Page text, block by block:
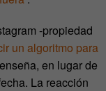
-propiedad
un algoritmo para
en lugar de
La reacción